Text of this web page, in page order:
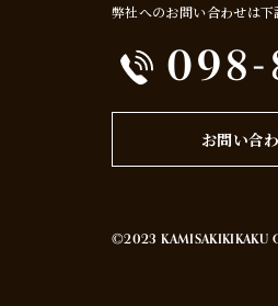
弊社へのお問い合わせは下
お問い合
©2023 KAMISAKIKIKAKU